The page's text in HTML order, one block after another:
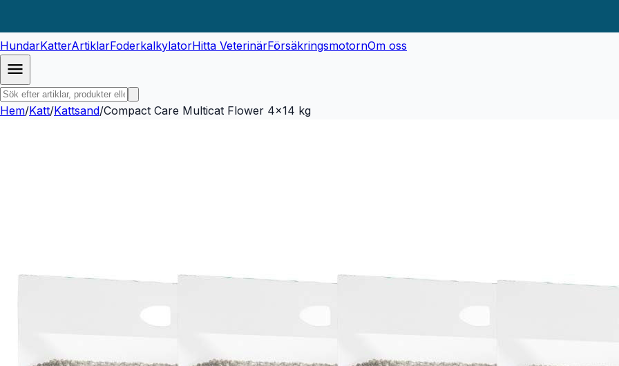
HundarKatterArtiklarFoderkalkylatorHitta VeterinärFörsäkringsmotornOm oss
Hem/Katt/Kattsand/Compact Care Multicat Flower 4x14 kg